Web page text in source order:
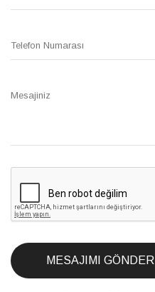
MESAJIMI GÖNDER